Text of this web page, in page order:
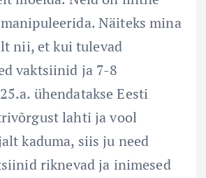
Näiteks mina
nii, et kui tulevad
vaktsiinid ja 7-8
ühendatakse Eesti
lahti ja vool
kaduma, siis ju need
riknevad ja inimesed